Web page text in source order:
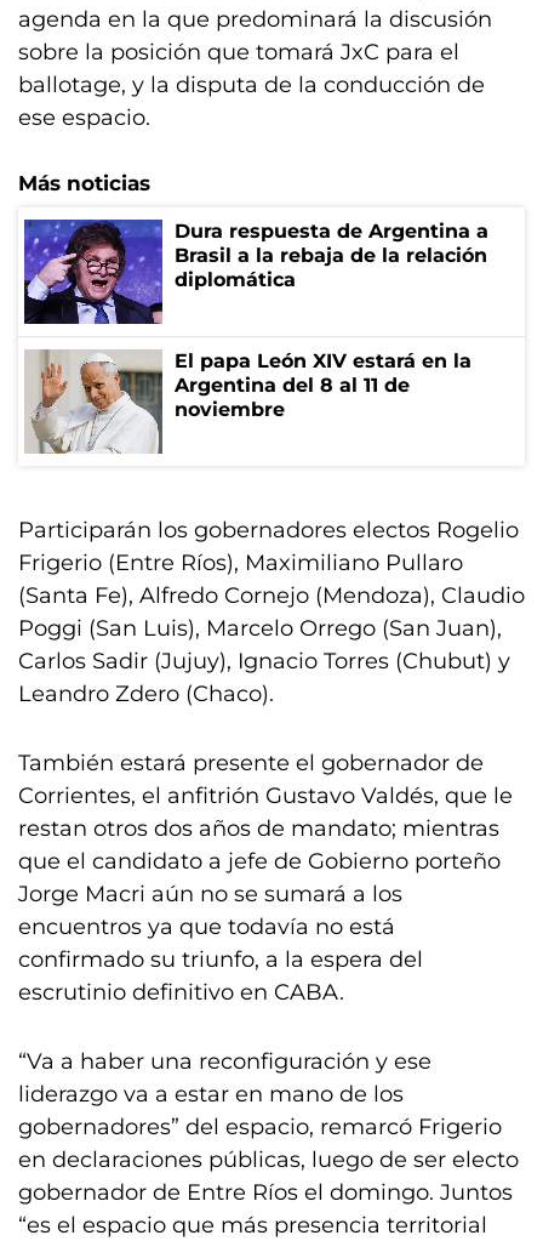
agenda en la que predominará la discusión
sobre la posición que tomará JxC para el
ballotage, y la disputa de la conducción de
ese espacio.
Más noticias
Dura respuesta de Argentina a
Brasil a la rebaja de la relación
diplomática
El papa León XIV estará en la
Argentina del 8 al 11 de
noviembre
Participarán los gobernadores electos Rogelio
Frigerio (Entre Ríos), Maximiliano Pullaro
(Santa Fe), Alfredo Cornejo (Mendoza), Claudio
Poggi (San Luis), Marcelo Orrego (San Juan),
Carlos Sadir (Jujuy), Ignacio Torres (Chubut) y
Leandro Zdero (Chaco).
También estará presente el gobernador de
Corrientes, el anfitrión Gustavo Valdés, que le
restan otros dos años de mandato; mientras
que el candidato a jefe de Gobierno porteño
Jorge Macri aún no se sumará a los
encuentros ya que todavía no está
confirmado su triunfo, a la espera del
escrutinio definitivo en CABA.
“Va a haber una reconfiguración y ese
liderazgo va a estar en mano de los
gobernadores” del espacio, remarcó Frigerio
en declaraciones públicas, luego de ser electo
gobernador de Entre Ríos el domingo. Juntos
“es el espacio que más presencia territorial